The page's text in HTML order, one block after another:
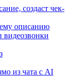
создаст чек-
описанию
видеозвонки
из чата с AI